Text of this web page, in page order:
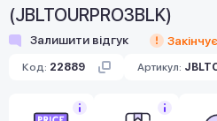
(JBLTOURPRO3BLK)
Залишити відгук
Код: 22889 Артикул: